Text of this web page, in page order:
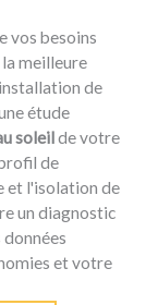
vos besoins
meilleure
de
étude
soleilde votre
de
et l'isolation de
un diagnostic
et votre